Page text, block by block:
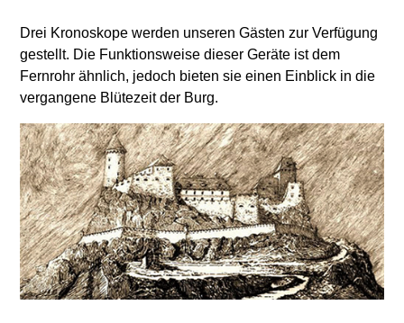
Drei Kronoskope werden unseren Gästen zur Verfügung
gestellt. Die Funktionsweise dieser Geräte ist dem
Fernrohr ähnlich, jedoch bieten sie einen Einblick in die
vergangene Blütezeit der Burg.